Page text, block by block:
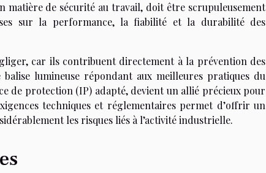
matière de sécurité au travail, doit être scrupuleusement
sur la performance, la fiabilité et la durabilité des
car ils contribuent directement à la prévention des
lumineuse répondant aux meilleures pratiques du
de protection (IP) adapté, devient un allié précieux pour
techniques et réglementaires permet d’offrir un
les risques liés à l’activité industrielle.